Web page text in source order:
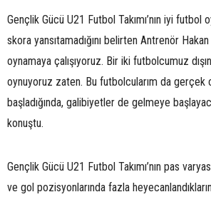
Gençlik Gücü U21 Futbol Takımı’nın iyi futbol
skora yansıtamadığını belirten Antrenör
oynamaya çalışıyoruz. Bir iki futbolcumuz
oynuyoruz zaten. Bu futbolcularım da gerçek
başladığında, galibiyetler de gelmeye
konuştu.
Gençlik Gücü U21 Futbol Takımı’nın pas
ve gol pozisyonlarında fazla